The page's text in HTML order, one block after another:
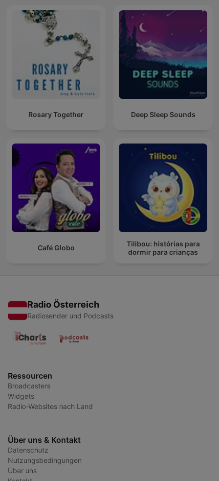
Rosary Together Deep Sleep Sounds
Café Globo
Tilibou: histórias para
dormir para crianças
Radio Österreich
Radiosender und Podcasts
Ressourcen
Broadcasters
Widgets
Radio-Websites nach Land
Über uns & Kontakt
Datenschutz
Nutzungsbedingungen
Über uns